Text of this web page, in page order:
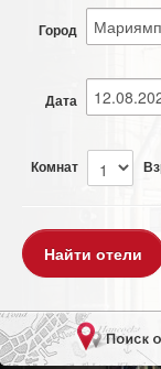
Город
Дата
Комнат